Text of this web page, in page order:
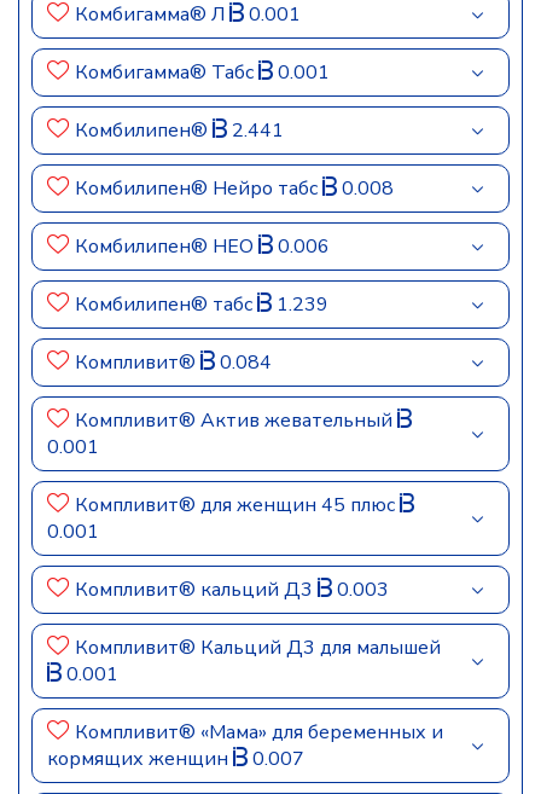
Комбигамма® Л 0.001
Комбигамма® Табс 0.001
Комбилипен® 2.441
Комбилипен® Нейро табс 0.008
Комбилипен® НЕО 0.006
Комбилипен® табс 1.239
Компливит® 0.084
Компливит® Актив жевательный
0.001
Компливит® для женщин 45 плюс
0.001
Компливит® кальций Д3 0.003
Компливит® Кальций Д3 для малышей
0.001
Компливит® «Мама» для беременных и
кормящих женщин
0.007